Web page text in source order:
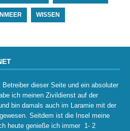
WISSEN
dieser Seite und ein absoluter
ich meinen Zivildienst auf der
bin damals auch im Laramie mit der
gewesen. Seitdem ist die Insel meine
heute genieße ich immer 1- 2